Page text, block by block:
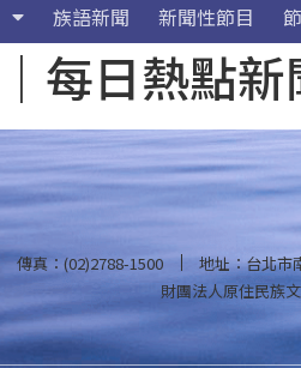
族語新聞 新聞性節目
每日熱點
傳真：(02)2788-1500
地址：台北市
財團法人原住民族